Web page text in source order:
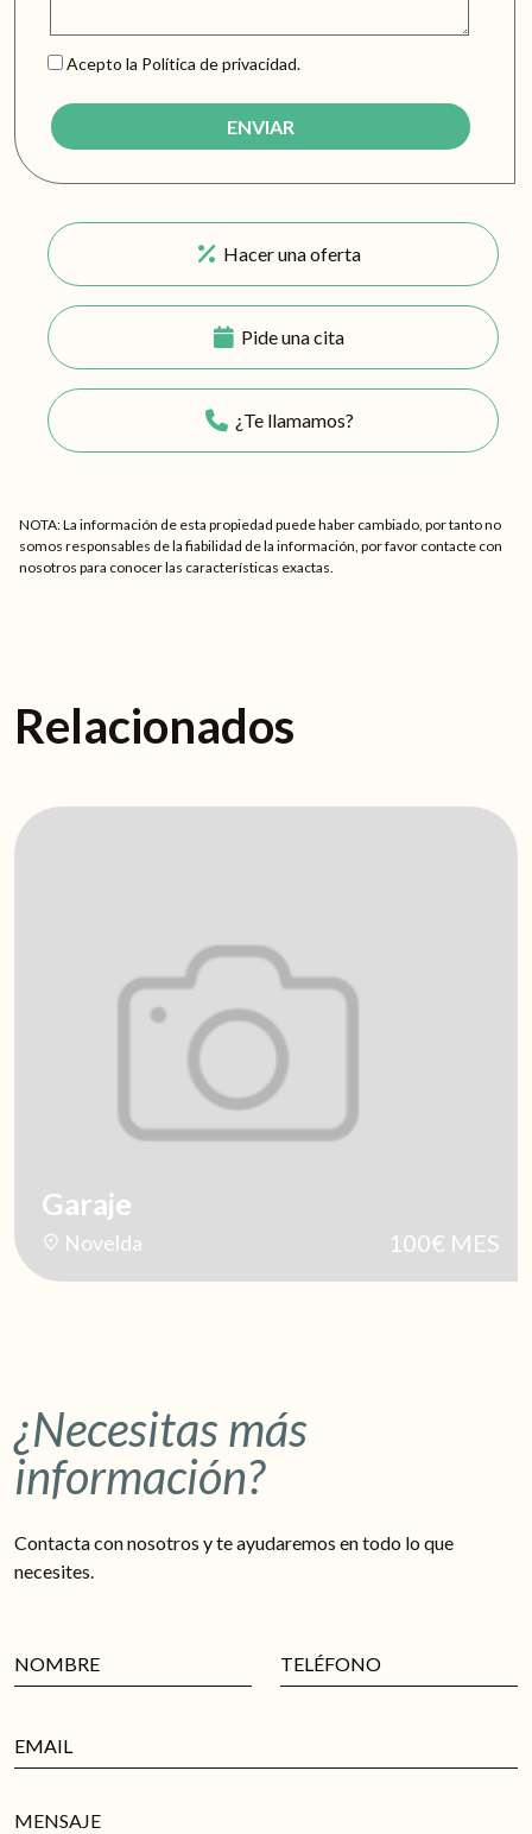
Acepto la Política de privacidad.
Hacer una oferta
Pide una cita
¿Te llamamos?
NOTA: La información de esta propiedad puede haber cambiado, por tanto no
somos responsables de la fiabilidad de la información, por favor contacte con
nosotros para conocer las características exactas.
Relacionados
Garaje
Novelda 100€ MES
¿Necesitas más
información?
Contacta con nosotros y te ayudaremos en todo lo que
necesites.
MENSAJE